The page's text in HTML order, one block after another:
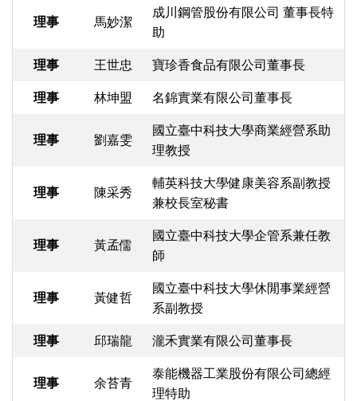
理事 馬妙潔
成川鋼管股份有限公司 董事長特
助
理事 王世忠 寶珍香食品有限公司董事長
理事 林坤盟 名錦實業有限公司董事長
理事 劉嘉雯
國立臺中科技大學商業經營系助
理教授
理事 陳采秀
輔英科技大學健康美容系副教授
兼校長室秘書
理事 黃孟儒
國立臺中科技大學企管系兼任教
師
理事 黃健哲
國立臺中科技大學休閒事業經營
系副教授
理事 邱瑞龍 瀧禾實業有限公司董事長
理事 余苔青
泰能機器工業股份有限公司總經
理特助